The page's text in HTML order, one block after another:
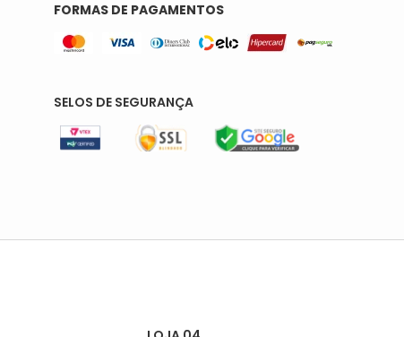
FORMAS DE PAGAMENTOS
SELOS DE SEGURANÇA